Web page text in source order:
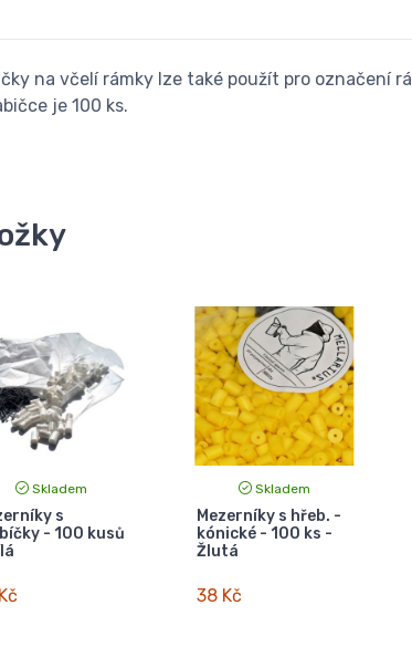
na včelí rámky lze také použít pro označení
je 100 ks.
Skladem
s
- 100 kusů
Skladem
Mezerníky s hřeb. -
kónické - 100 ks -
Žlutá
38 Kč